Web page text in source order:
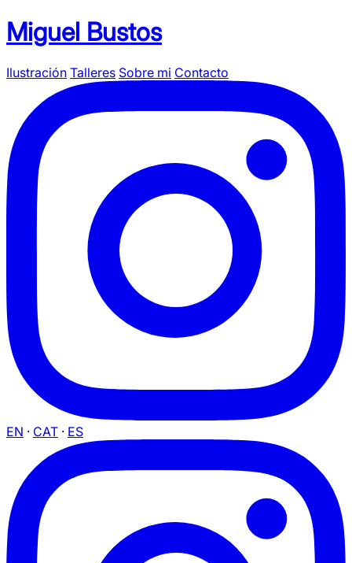
Miguel Bustos
Ilustración Talleres Sobre mi Contacto
EN · CAT · ES